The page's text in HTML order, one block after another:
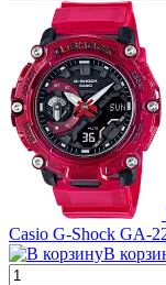
Casio G-Shock GA-
В